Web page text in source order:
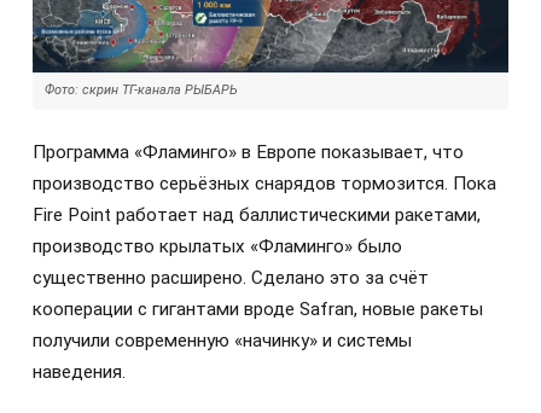
Фото: скрин ТГ-канала РЫБАРЬ
Программа «Фламинго» в Европе показывает, что
производство серьёзных снарядов тормозится. Пока
Fire Point работает над баллистическими ракетами,
производство крылатых «Фламинго» было
существенно расширено. Сделано это за счёт
кооперации с гигантами вроде Safran, новые ракеты
получили современную «начинку» и системы
наведения.